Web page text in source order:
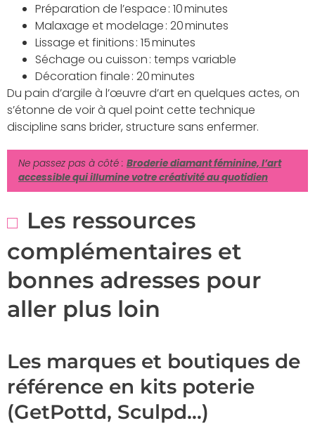
Préparation de l’espace : 10 minutes
Malaxage et modelage : 20 minutes
Lissage et finitions : 15 minutes
Séchage ou cuisson : temps variable
Décoration finale : 20 minutes
Du pain d’argile à l’œuvre d’art en quelques actes, on
s’étonne de voir à quel point cette technique
discipline sans brider, structure sans enfermer.
Ne passez pas à côté : Broderie diamant féminine, l’art
accessible qui illumine votre créativité au quotidien
Les ressources
complémentaires et
bonnes adresses pour
aller plus loin
Les marques et boutiques de
référence en kits poterie
(GetPottd, Sculpd…)